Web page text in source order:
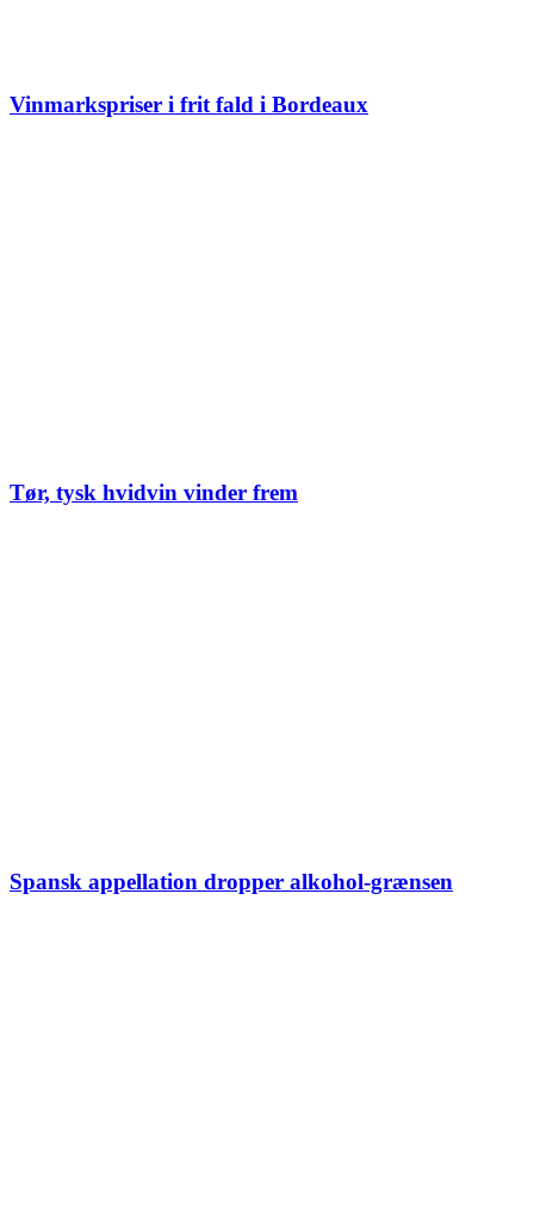
Vinmarkspriser i frit fald i Bordeaux
Tør, tysk hvidvin vinder frem
Spansk appellation dropper alkohol-grænsen